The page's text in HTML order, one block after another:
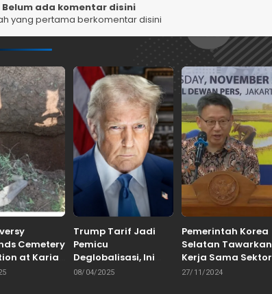
Belum ada komentar disini
yang pertama berkomentar disini
Cemetery
at Karian
in
Trump Tarif Jadi
Pemicu
Deglobalisasi, Ini
Ulasan Tajam dari
08/04/2025
Pemerintah Korea
Selatan Tawarkan
Kerja Sama Sektor
Pertanian untuk
27/11/2024